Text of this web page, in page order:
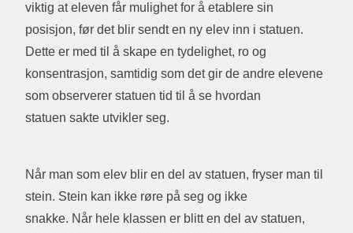
viktig at eleven får mulighet for å etablere sin
posisjon, før det blir sendt en ny elev inn i statuen.
Dette er med til å skape en tydelighet, ro og
konsentrasjon, samtidig som det gir de andre elevene
som observerer statuen tid til å se hvordan
statuen sakte utvikler seg.
Når man som elev blir en del av statuen, fryser man til
stein. Stein kan ikke røre på seg og ikke
snakke. Når hele klassen er blitt en del av statuen,